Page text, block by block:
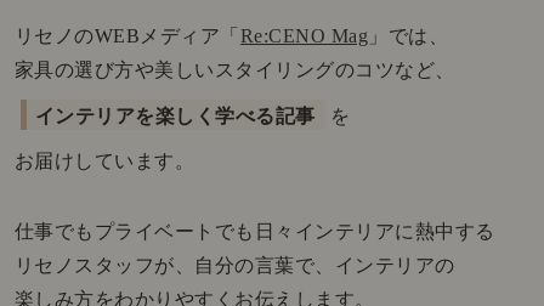
リセノのWEBメディア「 Re:CENO Mag 」では、
家具の選び方や美しいスタイリングのコツなど、
インテリアを楽しく学べる記事 を
お届けしています。
仕事でもプライベートでも日々インテリアに熱中する
リセノスタッフが、自分の言葉で、インテリアの
楽しみ方をわかりやすくお伝えします。